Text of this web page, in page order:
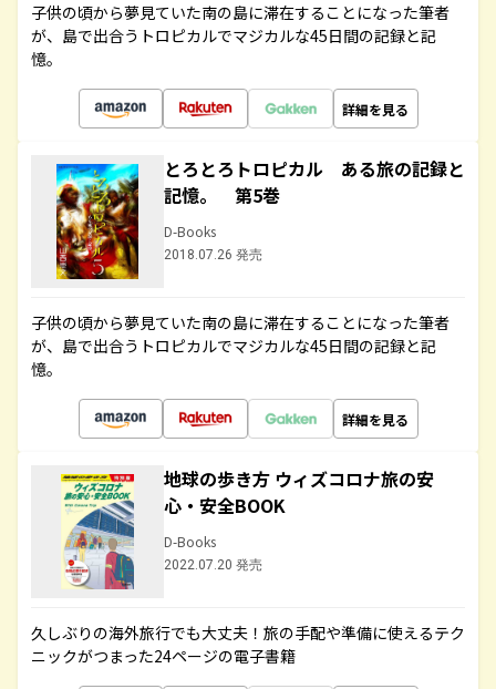
子供の頃から夢見ていた南の島に滞在することになった筆者
が、島で出合うトロピカルでマジカルな45日間の記録と記
憶。
詳細を見る
とろとろトロピカル ある旅の記録と
記憶。 第5巻
D-Books
2018.07.26 発売
子供の頃から夢見ていた南の島に滞在することになった筆者
が、島で出合うトロピカルでマジカルな45日間の記録と記
憶。
詳細を見る
地球の歩き方 ウィズコロナ旅の安
心・安全BOOK
D-Books
2022.07.20 発売
久しぶりの海外旅行でも大丈夫！旅の手配や準備に使えるテク
ニックがつまった24ページの電子書籍